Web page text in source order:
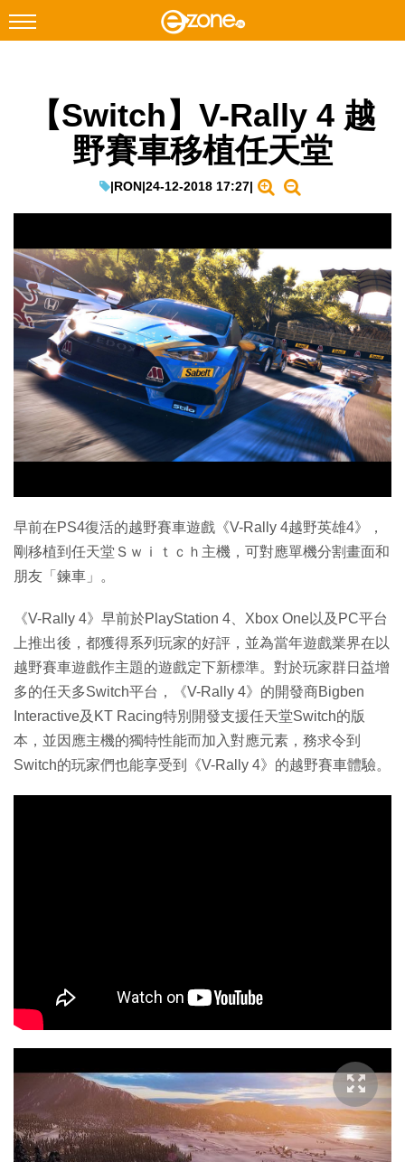
Facebook Instagram
遊戲動漫
教學評測
EduTech
IT Times
生成式AI與雲端應用
Enterprise Digital Transformation
特集
【Switch】V-Rally 4 越
野賽車移植任天堂
|RON|24-12-2018 17:27|
早前在PS4復活的越野賽車遊戲《V-Rally 4越野英雄4》，
剛移植到任天堂Ｓｗｉｔｃｈ主機，可對應單機分割畫面和
朋友「鍊車」。
《V-Rally 4》早前於PlayStation 4、Xbox One以及PC平台
上推出後，都獲得系列玩家的好評，並為當年遊戲業界在以
越野賽車遊戲作主題的遊戲定下新標準。對於玩家群日益增
多的任天多Switch平台，《V-Rally 4》的開發商Bigben
Interactive及KT Racing特別開發支援任天堂Switch的版
本，並因應主機的獨特性能而加入對應元素，務求令到
Switch的玩家們也能享受到《V-Rally 4》的越野賽車體驗。